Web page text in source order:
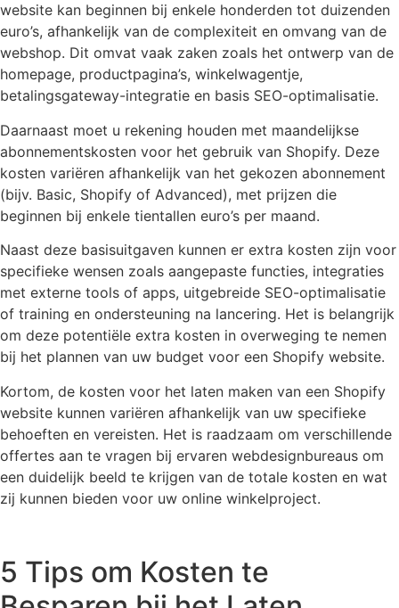
website kan beginnen bij enkele honderden tot duizenden
euro’s, afhankelijk van de complexiteit en omvang van de
webshop. Dit omvat vaak zaken zoals het ontwerp van de
homepage, productpagina’s, winkelwagentje,
betalingsgateway-integratie en basis SEO-optimalisatie.
Daarnaast moet u rekening houden met maandelijkse
abonnementskosten voor het gebruik van Shopify. Deze
kosten variëren afhankelijk van het gekozen abonnement
(bijv. Basic, Shopify of Advanced), met prijzen die
beginnen bij enkele tientallen euro’s per maand.
Naast deze basisuitgaven kunnen er extra kosten zijn voor
specifieke wensen zoals aangepaste functies, integraties
met externe tools of apps, uitgebreide SEO-optimalisatie
of training en ondersteuning na lancering. Het is belangrijk
om deze potentiële extra kosten in overweging te nemen
bij het plannen van uw budget voor een Shopify website.
Kortom, de kosten voor het laten maken van een Shopify
website kunnen variëren afhankelijk van uw specifieke
behoeften en vereisten. Het is raadzaam om verschillende
offertes aan te vragen bij ervaren webdesignbureaus om
een duidelijk beeld te krijgen van de totale kosten en wat
zij kunnen bieden voor uw online winkelproject.
5 Tips om Kosten te